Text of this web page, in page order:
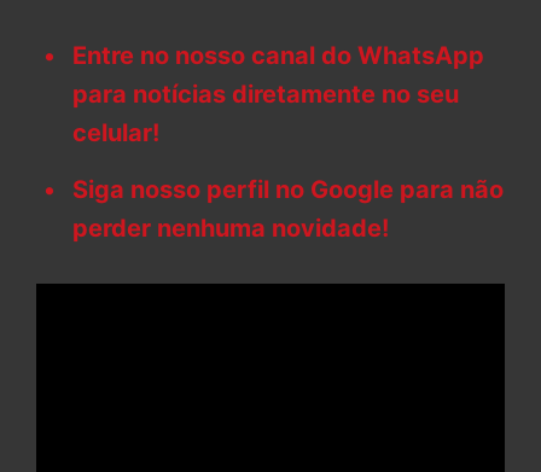
Entre no nosso canal do WhatsApp
para notícias diretamente no seu
celular!
Siga nosso perfil no Google para não
perder nenhuma novidade!